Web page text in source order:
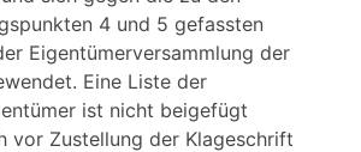
4 und 5 gefassten
Eigentümerversammlung der
Eine Liste der
ist nicht beigefügt
vor Zustellung der Klageschrift